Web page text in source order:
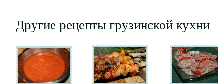
Другие рецепты грузинской кухни